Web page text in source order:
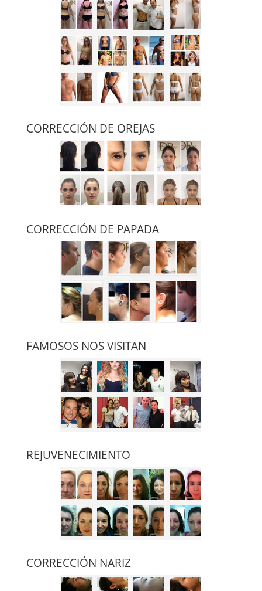
CORRECCIÓN DE OREJAS
CORRECCIÓN DE PAPADA
FAMOSOS NOS VISITAN
REJUVENECIMIENTO
CORRECCIÓN NARIZ